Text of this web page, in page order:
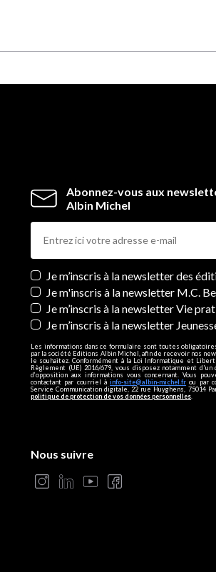
Abonnez-vous aux
Albin Michel
Newsletters
Je m’inscris à la newsletter des
Je m'inscris à la newsletter M.C.
Je m’inscris à la newsletter Vie
Je m’inscris à la newsletter
Les informations dans ce formulaire sont toutes
par la société Editions Albin Michel, afin de recevoir nos
le souhaitez. Conformément à la Loi Informatique et
Règlement (UE) 2016/679, vous disposez notamment
d’opposition aux informations vous concernant. Vous
contactant par courriel àinfo-site@albin-michel.fr ou par
Service Communication digitale, 22 rue Huyghens, 75014
politique de protection de vos données personnelles
Nous suivre